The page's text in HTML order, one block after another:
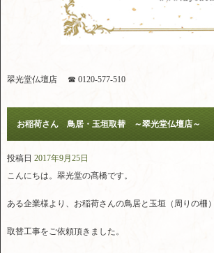
翠光堂仏壇店 ☎ 0120-577-510
お稲荷さん 鳥居・玉垣取替 ～翠光堂仏壇店～
投稿日 2017年9月25日
こんにちは。翠光堂の髙橋です。
ある企業様より、お稲荷さんの鳥居と玉垣（周りの柵
取替工事をご依頼頂きました。